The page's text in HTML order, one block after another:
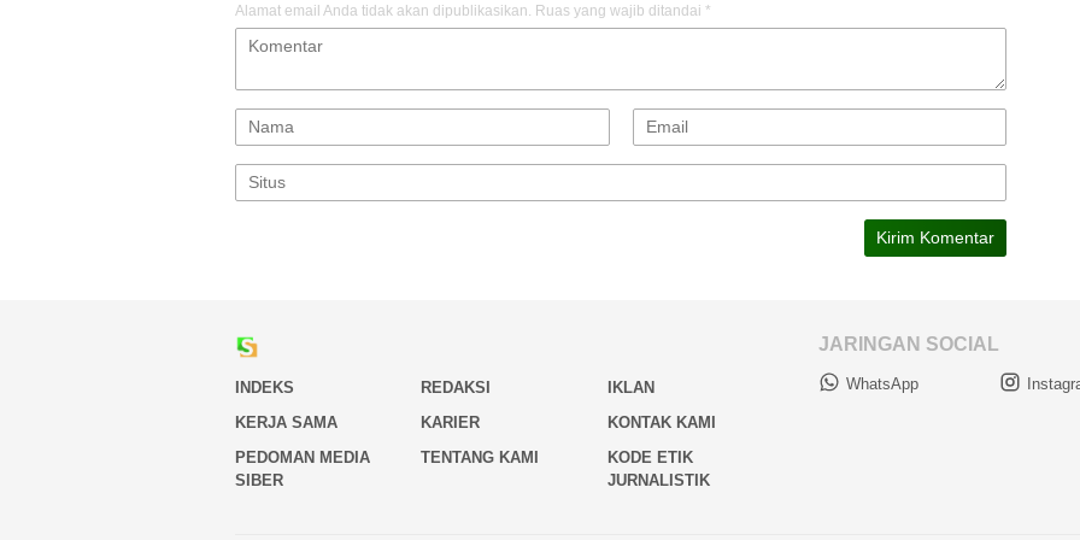
Alamat email Anda tidak akan dipublikasikan. Ruas yang wajib ditandai *
INDEKS REDAKSI
IKLAN
KERJA SAMA
KARIER
KONTAK KAMI
PEDOMAN MEDIA
SIBER
TENTANG KAMI
KODE ETIK
JURNALISTIK
JARINGAN SOCIAL
WhatsApp